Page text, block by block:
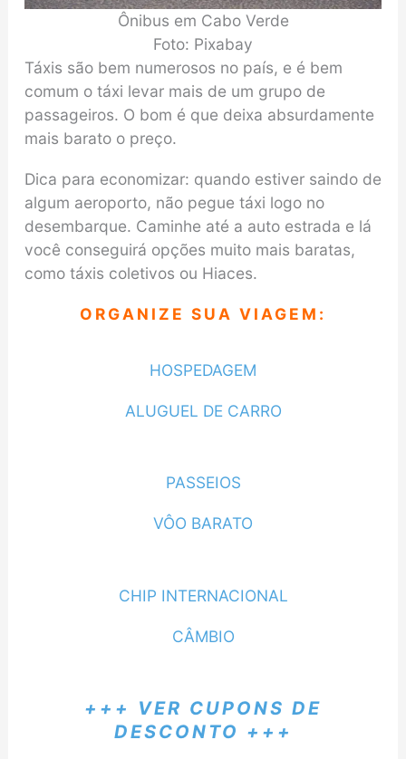
Ônibus em Cabo Verde
Foto: Pixabay
Táxis são bem numerosos no país, e é bem
comum o táxi levar mais de um grupo de
passageiros. O bom é que deixa absurdamente
mais barato o preço.
Dica para economizar: quando estiver saindo de
algum aeroporto, não pegue táxi logo no
desembarque. Caminhe até a auto estrada e lá
você conseguirá opções muito mais baratas,
como táxis coletivos ou Hiaces.
ORGANIZE SUA VIAGEM:
HOSPEDAGEM
ALUGUEL DE CARRO
PASSEIOS
VÔO BARATO
CHIP INTERNACIONAL
CÂMBIO
+++ VER CUPONS DE
DESCONTO +++